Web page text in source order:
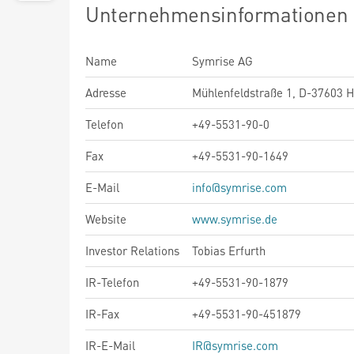
Unternehmensinformationen
Name
Symrise AG
Adresse
Mühlenfeldstraße 1, D-37603
Telefon
+49-5531-90-0
Fax
+49-5531-90-1649
E-Mail
info@symrise.com
Website
www.symrise.de
Investor Relations
Tobias Erfurth
IR-Telefon
+49-5531-90-1879
IR-Fax
+49-5531-90-451879
IR-E-Mail
IR@symrise.com